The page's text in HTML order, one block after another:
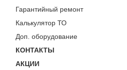
Гарантийный ремонт
Калькулятор ТО
Доп. оборудование
КОНТАКТЫ
АКЦИИ